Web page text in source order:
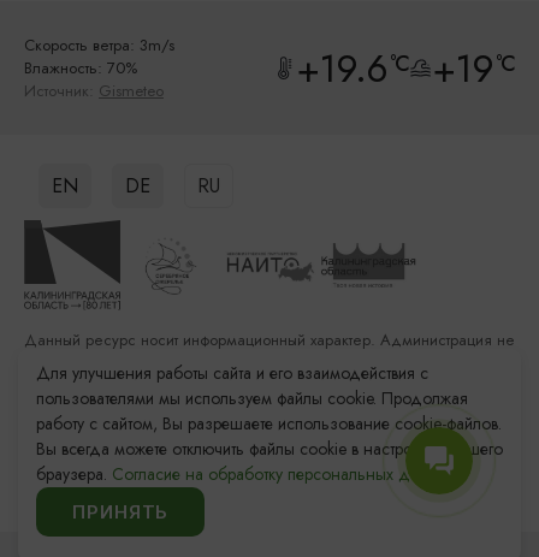
Скорость ветра: 3m/s
Влажность: 70%
Источник: Gismeteo +19.6°C +19°C
EN DE RU
© 2011–2026 «Туристский информационный центр
Калининградской области»
Данный ресурс носит информационный характер. Администрация не
несет ответственности за качество услуг, предоставленных
сторонними организациями
Разработка сайта: «Решение»
Продвижение сайта: Remarka Agency
Для улучшения работы сайта и его взаимодействия с
пользователями мы используем файлы cookie. Продолжая
работу с сайтом, Вы разрешаете использование cookie-файлов.
Вы всегда можете отключить файлы cookie в настройках Вашего
браузера. Согласие на обработку персональных данных.
ПРИНЯТЬ